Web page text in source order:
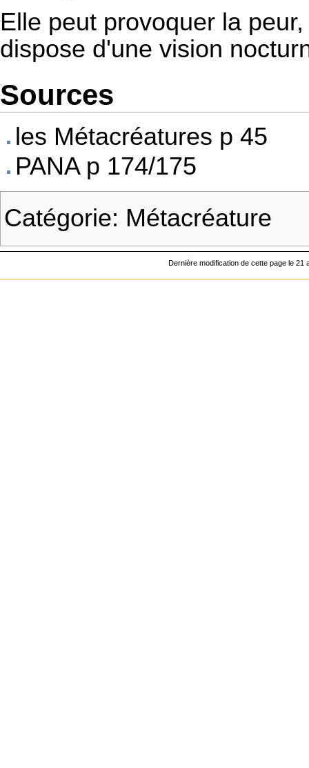
Elle peut provoquer la
dispose d'une vision
Sources
les Métacréatures p 45
PANAp 174/175
Catégorie: Métacréature
Dernière modification de cette page le 21